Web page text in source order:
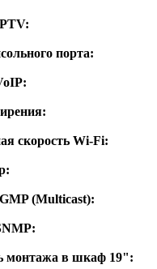
порта:
скорость Wi-Fi:
(Multicast):
монтажа в шкаф 19":